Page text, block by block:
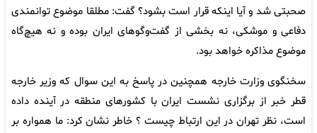
صحبتی شد و آیا اینکه قرار است بشود؟ گفت: مطلقا موضوع توانمندی
دفاعی و موشکی، نه بخشی از گفت‌وگوهای ایران بوده و نه هیچ‌گاه
موضوع مذاکره خواهد بود.
سخنگوی وزارت خارجه همچنین در پاسخ به این سوال که وزیر خارجه
قطر خبر از برگزاری نشست ایران با کشورهای منطقه در آینده داده
است، نظر تهران در این ارتباط چیست ؟ خاطر نشان کرد: ما همواره بر